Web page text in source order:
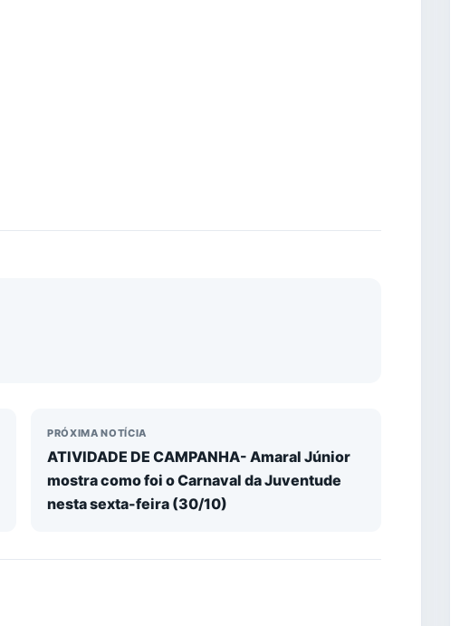
PRÓXIMA NOTÍCIA
ATIVIDADE DE CAMPANHA- Amaral Júnior
mostra como foi o Carnaval da Juventude
nesta sexta-feira (30/10)